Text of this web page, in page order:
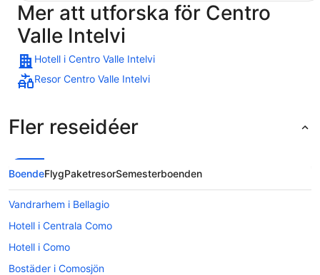
Mer att utforska för Centro
Valle Intelvi
Hotell i Centro Valle Intelvi
Resor Centro Valle Intelvi
Fler reseidéer
BoendeFlygPaketresorSemesterboenden
Vandrarhem i Bellagio
Hotell i Centrala Como
Hotell i Como
Bostäder i Comosjön